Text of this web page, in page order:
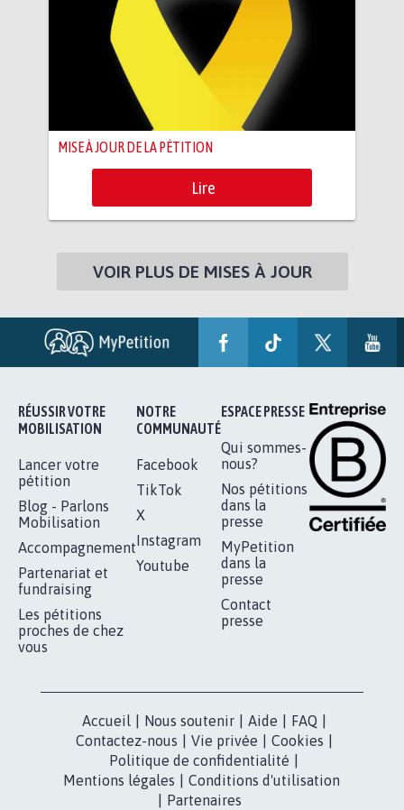
MISE À JOUR DE LA PÉTITION
Lire
VOIR PLUS DE MISES À JOUR
RÉUSSIR VOTRE
MOBILISATION
Lancer votre
pétition
Blog - Parlons
Mobilisation
Accompagnement
Partenariat et
fundraising
Les pétitions
proches de chez
vous
NOTRE
COMMUNAUTÉ
Facebook
TikTok
X
Instagram
Youtube
ESPACE PRESSE
Qui sommes-
nous?
Nos pétitions
dans la
presse
MyPetition
dans la
presse
Contact
presse
Accueil Nous soutenir Aide FAQ
Contactez-nous
Vie privée Cookies
Politique de confidentialité
Mentions légales
Conditions d'utilisation
Partenaires